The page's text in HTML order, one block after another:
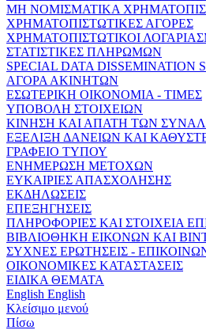
ΜΗ ΝΟΜΙΣΜΑΤΙΚΑ
ΧΡΗΜΑΤΟΠΙΣΤΩΤΙΚΕΣ ΑΓΟΡΕΣ
ΧΡΗΜΑΤΟΠΙΣΤΩΤΙΚΟΙ
ΣΤΑΤΙΣΤΙΚΕΣ ΠΛΗΡΩΜΩΝ
SPECIAL DATA DISSEMINATION
ΑΓΟΡΑ ΑΚΙΝΗΤΩΝ
ΕΣΩΤΕΡΙΚΗ ΟΙΚΟΝΟΜΙΑ - ΤΙΜΕΣ
ΥΠΟΒΟΛΗ ΣΤΟΙΧΕΙΩΝ
ΚΙΝΗΣΗ ΚΑΙ ΑΠΑΤΗ ΤΩΝ
ΕΞΕΛΙΞΗ ΔΑΝΕΙΩΝ ΚΑΙ
ΓΡΑΦΕΙΟ ΤΥΠΟΥ
ΕΝΗΜΕΡΩΣΗ ΜΕΤΟΧΩΝ
ΕΥΚΑΙΡΙΕΣ ΑΠΑΣΧΟΛΗΣΗΣ
ΕΚΔΗΛΩΣΕΙΣ
ΕΠΕΞΗΓΗΣΕΙΣ
ΠΛΗΡΟΦΟΡΙΕΣ ΚΑΙ ΣΤΟΙΧΕΙΑ
ΒΙΒΛΙΟΘΗΚΗ ΕΙΚΟΝΩΝ ΚΑΙ
ΣΥΧΝΕΣ ΕΡΩΤΗΣΕΙΣ -
ΟΙΚΟΝΟΜΙΚΕΣ ΚΑΤΑΣΤΑΣΕΙΣ
ΕΙΔΙΚΑ ΘΕΜΑΤΑ
English English
Κλείσιμο μενού
Πίσω